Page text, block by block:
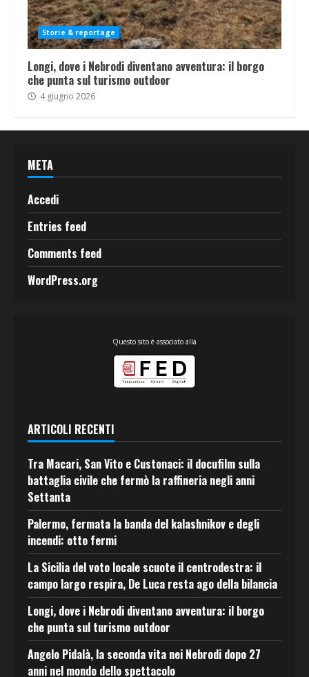
Storie & reportage
Longi, dove i Nebrodi diventano avventura: il borgo
che punta sul turismo outdoor
4 giugno 2026
META
Accedi
Entries feed
Comments feed
WordPress.org
Questo sito è associato alla
ARTICOLI RECENTI
Tra Macari, San Vito e Custonaci: il docufilm sulla
battaglia civile che fermò la raffineria negli anni
Settanta
Palermo, fermata la banda del kalashnikov e degli
incendi: otto fermi
La Sicilia del voto locale scuote il centrodestra: il
campo largo respira, De Luca resta ago della bilancia
Longi, dove i Nebrodi diventano avventura: il borgo
che punta sul turismo outdoor
Angelo Pidalà, la seconda vita nei Nebrodi dopo 27
anni nel mondo dello spettacolo